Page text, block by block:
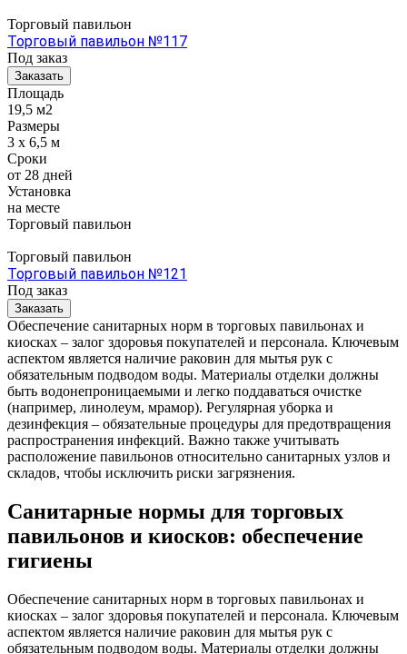
Торговый павильон
Торговый павильон №117
Под заказ
Заказать
Площадь
19,5 м2
Размеры
3 x 6,5 м
Сроки
от 28 дней
Установка
на месте
Торговый павильон
Торговый павильон
Торговый павильон №121
Под заказ
Заказать
Обеспечение санитарных норм в торговых павильонах и
киосках – залог здоровья покупателей и персонала. Ключевым
аспектом является наличие раковин для мытья рук с
обязательным подводом воды. Материалы отделки должны
быть водонепроницаемыми и легко поддаваться очистке
(например, линолеум, мрамор). Регулярная уборка и
дезинфекция – обязательные процедуры для предотвращения
распространения инфекций. Важно также учитывать
расположение павильонов относительно санитарных узлов и
складов, чтобы исключить риски загрязнения.
Санитарные нормы для торговых
павильонов и киосков: обеспечение
гигиены
Обеспечение санитарных норм в торговых павильонах и
киосках – залог здоровья покупателей и персонала. Ключевым
аспектом является наличие раковин для мытья рук с
обязательным подводом воды. Материалы отделки должны